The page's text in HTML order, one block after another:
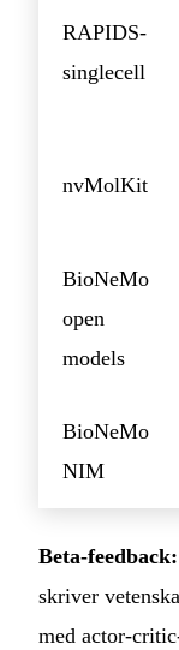
RAPIDS-
singlecell
nvMolKit
BioNeMo
open
models
BioNeMo
NIM
Beta-feedback:
skriver
med actor-